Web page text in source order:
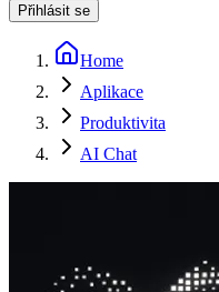
Přihlásit se
Home
Aplikace
Produktivita
AI Chat